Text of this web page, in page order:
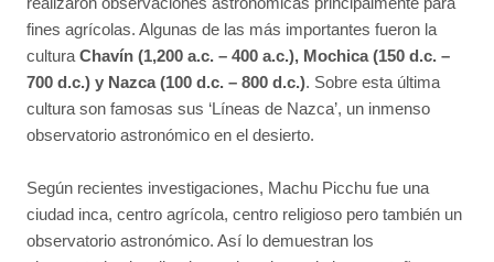
fines agrícolas. Algunas de las más importantes fueron la
culturaChavín (1,200 a.c. – 400 a.c.), Mochica (150 d.c. –
700 d.c.) y Nazca (100 d.c. – 800 d.c.). Sobre esta última
cultura son famosas sus ‘Líneas de Nazca’, un inmenso
observatorio astronómico en el desierto.
Según recientes investigaciones, Machu Picchu fue una
ciudad inca, centro agrícola, centro religioso pero también un
observatorio astronómico. Así lo demuestran los